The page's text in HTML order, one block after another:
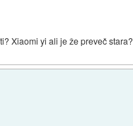
Xiaomi yi ali je že preveč stara?